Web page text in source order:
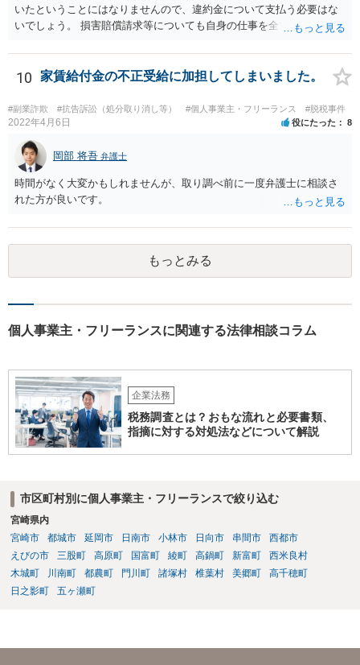
いたということにはなりませんので、違約金について支払う必要はな
いでしょう。 損害賠償請求等についても自身の仕事を全て処理してか
10 家賃給付金の不正受給に加担してしまいました。
#副業詐欺 #抗告訴訟（処分取り消し等） #個人事業主・フリーランス #脱税事件
2022年4月6日 役にたった 8
岡部 将吾 弁護士
時間がなく大変かもしれませんが、取り調べ前に一度弁護士に相談さ
れた方が良いです。
もっとみる
個人事業主・フリーランスに関連する法律相談コラム
企業法務
税務調査とは？おもな流れと必要書類、
指摘に対する対処法などについて解説
市区町村別に個人事業主・フリーランスで絞り込む
宮崎県内
宮崎市
都城市 延岡市 日南市 小林市 日向市 串間市
西都市
えびの市
三股町 高原町 国富町 綾町 高鍋町 新富町
西米良村
木城町
川南町 都農町 門川町 諸塚村 椎葉村 美郷町
高千穂町
日之影町
五ヶ瀬町